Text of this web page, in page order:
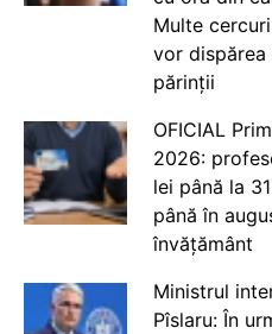
Multe
vor dispărea
părinții
OFICIAL
2026:
lei până la
până în
învățământ
Ministrul
Pîslaru: În